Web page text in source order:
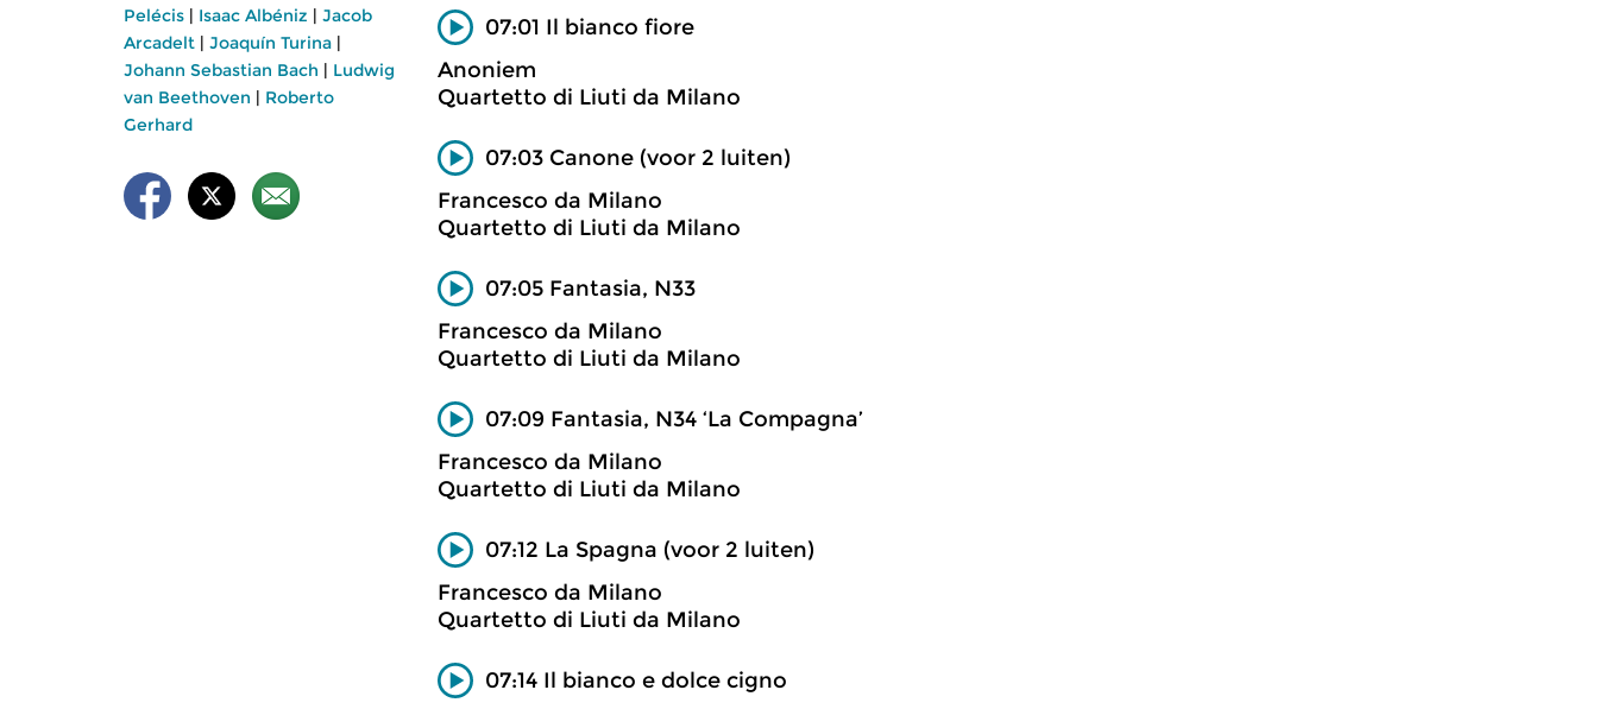
Pelécis | Isaac Albéniz | Jacob
Arcadelt | Joaquín Turina |
Johann Sebastian Bach | Ludwig
van Beethoven | Roberto
Gerhard
07:01 Il bianco fiore
Anoniem
Quartetto di Liuti da Milano
07:03 Canone (voor 2 luiten)
Francesco da Milano
Quartetto di Liuti da Milano
07:05 Fantasia, N33
Francesco da Milano
Quartetto di Liuti da Milano
07:09 Fantasia, N34 ‘La Compagna’
Francesco da Milano
Quartetto di Liuti da Milano
07:12 La Spagna (voor 2 luiten)
Francesco da Milano
Quartetto di Liuti da Milano
07:14 Il bianco e dolce cigno